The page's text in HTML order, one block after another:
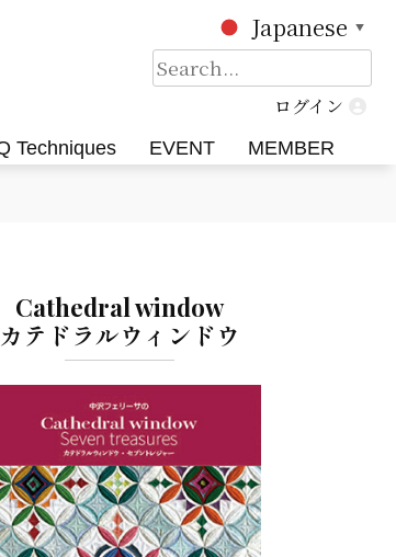
Japanese ▼
検
索:
ログイン
Techniques EVENT MEMBER
Cathedral window
カテドラルウィンドウ